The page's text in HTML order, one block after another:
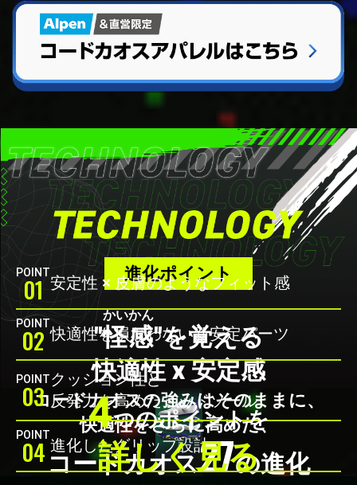
進化ポイント
"怪感
かいかん
"を覚える
快適性 x 安定感
コードカオスの強みはそのままに、
快適性をさらに高めた、
コードカオス27の進化
POINT
01 安定性 × 皮膚のようなフィット感
POINT
02 快適性を損なわない新安定パーツ
POINT
03 クッション性と
反発力を高めたミッドソール
POINT
04 進化したグリップ設計
4つのポイントを
詳しく見る